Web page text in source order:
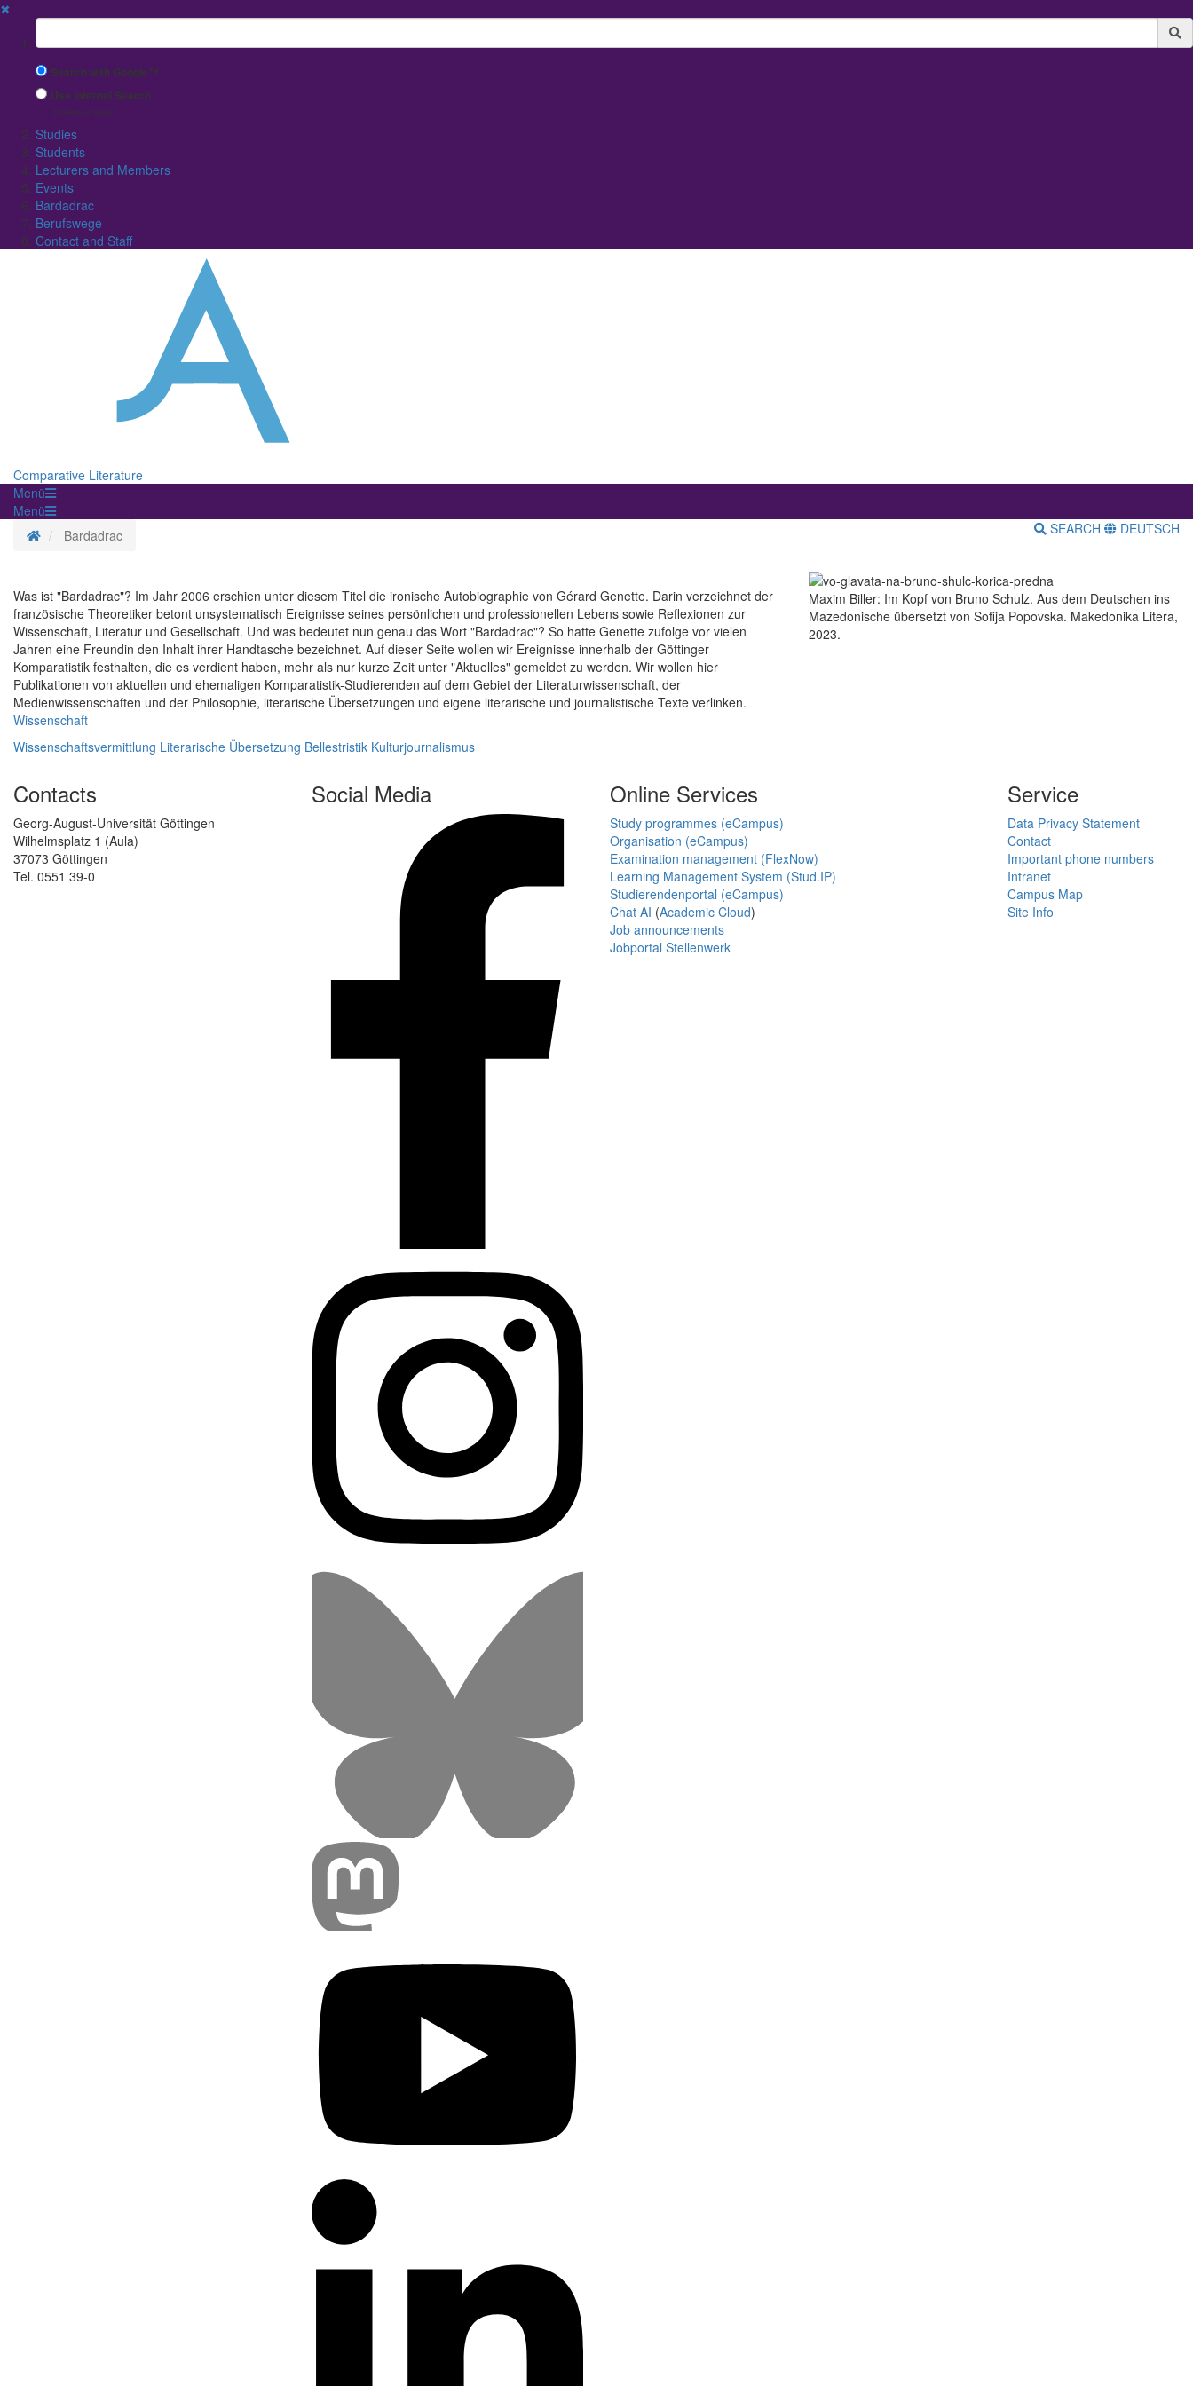
✖
Suchbegriff
Search with Google™
Use Internal Search
(limited result quality)
Studies
Students
Lecturers and Members
Events
Bardadrac
Berufswege
Contact and Staff
Comparative Literature
Menü
Menü
Homepage
Bardadrac SEARCH DEUTSCH
Was ist "Bardadrac"? Im Jahr 2006 erschien unter diesem Titel die ironische Autobiographie von Gérard Genette. Darin verzeichnet der
französische Theoretiker betont unsystematisch Ereignisse seines persönlichen und professionellen Lebens sowie Reflexionen zur
Wissenschaft, Literatur und Gesellschaft. Und was bedeutet nun genau das Wort "Bardadrac"? So hatte Genette zufolge vor vielen
Jahren eine Freundin den Inhalt ihrer Handtasche bezeichnet. Auf dieser Seite wollen wir Ereignisse innerhalb der Göttinger
Komparatistik festhalten, die es verdient haben, mehr als nur kurze Zeit unter "Aktuelles" gemeldet zu werden. Wir wollen hier
Publikationen von aktuellen und ehemaligen Komparatistik-Studierenden auf dem Gebiet der Literaturwissenschaft, der
Medienwissenschaften und der Philosophie, literarische Übersetzungen und eigene literarische und journalistische Texte verlinken.
Wissenschaft
Wissenschaftsvermittlung Literarische Übersetzung Bellestristik Kulturjournalismus
Maxim Biller: Im Kopf von Bruno Schulz. Aus dem Deutschen ins
Mazedonische übersetzt von Sofija Popovska. Makedonika Litera,
2023.
Contacts
Georg-August-Universität Göttingen
Wilhelmsplatz 1 (Aula)
37073 Göttingen
Tel. 0551 39-0
Social Media Online Services
Study programmes (eCampus)
Organisation (eCampus)
Examination management (FlexNow)
Learning Management System (Stud.IP)
Studierendenportal (eCampus)
Chat AI (Academic Cloud)
Job announcements
Jobportal Stellenwerk
Service
Data Privacy Statement
Contact
Important phone numbers
Intranet
Campus Map
Site Info